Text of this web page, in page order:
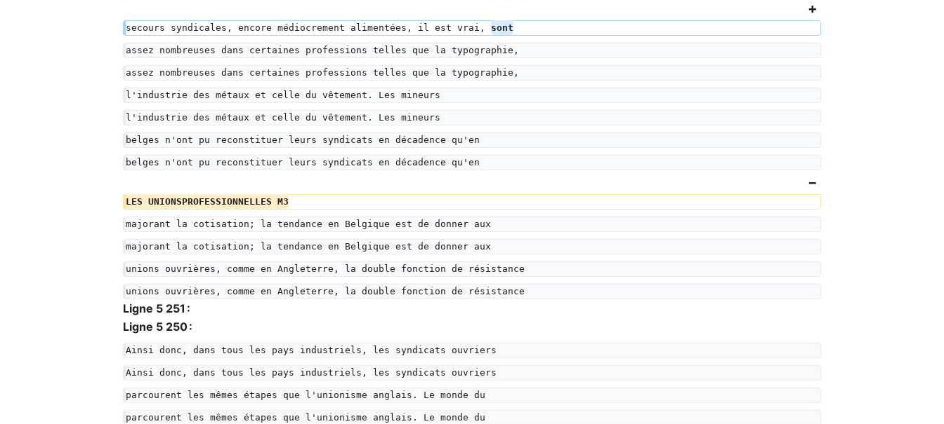
secours syndicales, encore médiocrement alimentées, il est vrai, sont
assez nombreuses dans certaines professions telles que la typographie,
assez nombreuses dans certaines professions telles que la typographie,
l'industrie des métaux et celle du vêtement. Les mineurs
l'industrie des métaux et celle du vêtement. Les mineurs
belges n'ont pu reconstituer leurs syndicats en décadence qu'en
belges n'ont pu reconstituer leurs syndicats en décadence qu'en
LES UNIONSPROFESSIONNELLES M3
majorant la cotisation; la tendance en Belgique est de donner aux
majorant la cotisation; la tendance en Belgique est de donner aux
unions ouvrières, comme en Angleterre, la double fonction de résistance
unions ouvrières, comme en Angleterre, la double fonction de résistance
Ligne 5 251 :
Ligne 5 250 :
Ainsi donc, dans tous les pays industriels, les syndicats ouvriers
Ainsi donc, dans tous les pays industriels, les syndicats ouvriers
parcourent les mêmes étapes que l'unionisme anglais. Le monde du
parcourent les mêmes étapes que l'unionisme anglais. Le monde du